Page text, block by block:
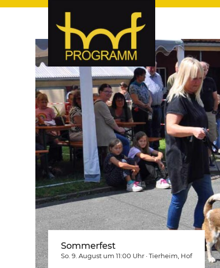
hof-programm – das
hof-programm – das Veranstaltungsportal für Hof und
Sommerfest
So. 9. August um 11:00 Uhr ·Tierheim , Hof